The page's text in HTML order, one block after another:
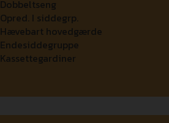
Dobbeltseng
Opred. I siddegrp.
Hævebart hovedgærde
Endesiddegruppe
Kassettegardiner